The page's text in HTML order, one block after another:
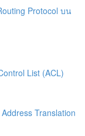
Protocol บน
List (ACL)
Translation